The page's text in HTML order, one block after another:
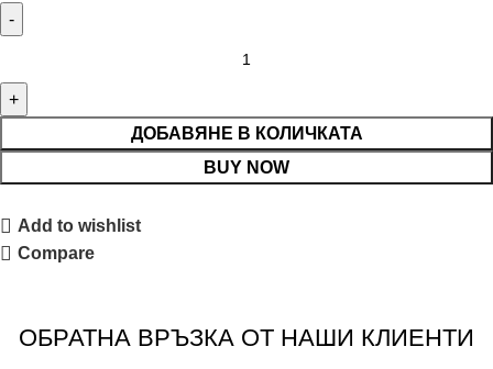
ДОБАВЯНЕ В КОЛИЧКАТА
BUY NOW
Add to wishlist
Compare
ОБРАТНА ВРЪЗКА ОТ НАШИ КЛИЕНТИ